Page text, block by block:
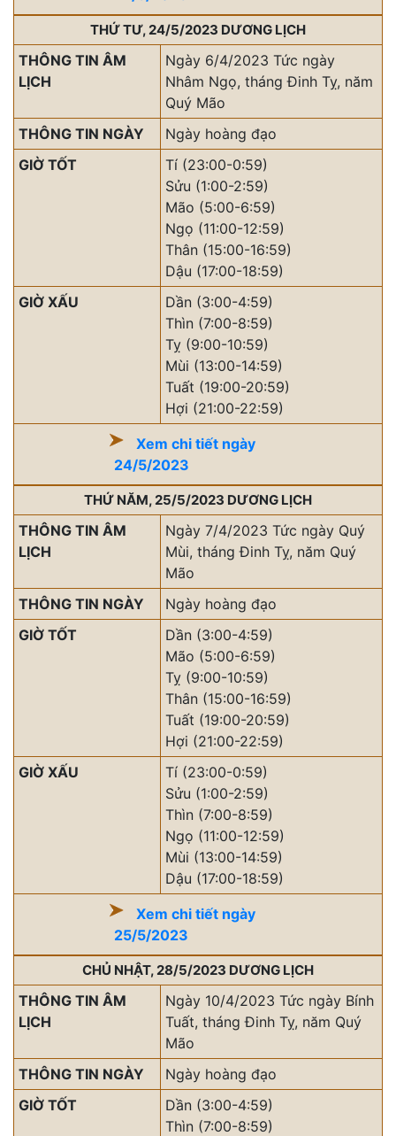
THỨ TƯ, 24/5/2023 DƯƠNG LỊCH
THÔNG TIN ÂM
LỊCH
Ngày 6/4/2023 Tức ngày
Nhâm Ngọ, tháng Đinh Tỵ, năm
Quý Mão
THÔNG TIN NGÀY
Ngày hoàng đạo
GIỜ TỐT
Tí (23:00-0:59)
Sửu (1:00-2:59)
Mão (5:00-6:59)
Ngọ (11:00-12:59)
Thân (15:00-16:59)
Dậu (17:00-18:59)
GIỜ XẤU
Dần (3:00-4:59)
Thìn (7:00-8:59)
Tỵ (9:00-10:59)
Mùi (13:00-14:59)
Tuất (19:00-20:59)
Hợi (21:00-22:59)
Xem chi tiết ngày
24/5/2023
THỨ NĂM, 25/5/2023 DƯƠNG LỊCH
THÔNG TIN ÂM
LỊCH
Ngày 7/4/2023 Tức ngày Quý
Mùi, tháng Đinh Tỵ, năm Quý
Mão
THÔNG TIN NGÀY
Ngày hoàng đạo
GIỜ TỐT
Dần (3:00-4:59)
Mão (5:00-6:59)
Tỵ (9:00-10:59)
Thân (15:00-16:59)
Tuất (19:00-20:59)
Hợi (21:00-22:59)
GIỜ XẤU
Tí (23:00-0:59)
Sửu (1:00-2:59)
Thìn (7:00-8:59)
Ngọ (11:00-12:59)
Mùi (13:00-14:59)
Dậu (17:00-18:59)
Xem chi tiết ngày
25/5/2023
CHỦ NHẬT, 28/5/2023 DƯƠNG LỊCH
THÔNG TIN ÂM
LỊCH
Ngày 10/4/2023 Tức ngày Bính
Tuất, tháng Đinh Tỵ, năm Quý
Mão
THÔNG TIN NGÀY
Ngày hoàng đạo
GIỜ TỐT
Dần (3:00-4:59)
Thìn (7:00-8:59)